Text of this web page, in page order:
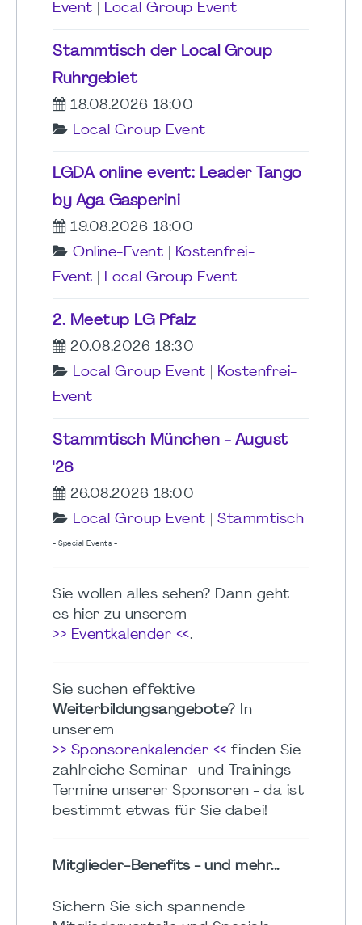
Event
Local Group Event
Stammtisch der Local Group
Ruhrgebiet
18.08.2026 18:00
Local Group Event
LGDA online event: Leader Tango
by Aga Gasperini
19.08.2026 18:00
Online-Event
Kostenfrei-
Event
Local Group Event
2. Meetup LG Pfalz
20.08.2026 18:30
Local Group Event
Kostenfrei-
Event
Stammtisch München - August
'26
26.08.2026 18:00
Local Group Event
Stammtisch
- Special Events -
Sie wollen alles sehen? Dann geht
es hier zu unserem
>> Eventkalender <<.
Sie suchen effektive
Weiterbildungsangebote? In
unserem
>> Sponsorenkalender << finden Sie
zahlreiche Seminar- und Trainings-
Termine unserer Sponsoren - da ist
bestimmt etwas für Sie dabei!
Mitglieder-Benefits - und mehr...
Sichern Sie sich spannende